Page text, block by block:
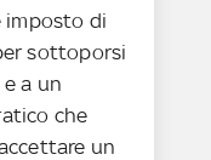
imposto di
sottoporsi
a un
che
un